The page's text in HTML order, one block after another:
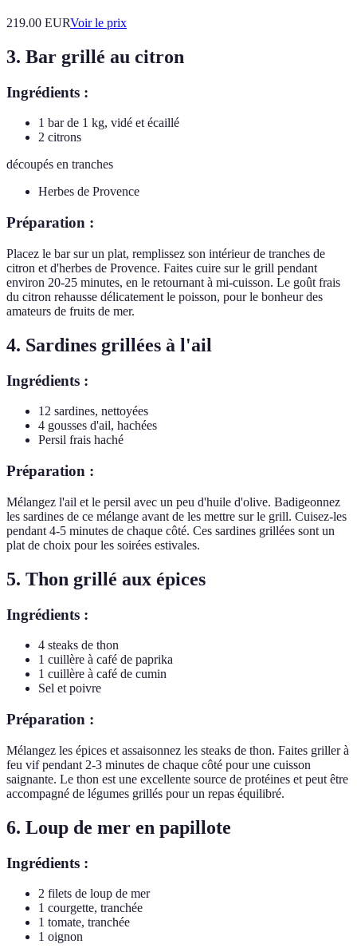
219.00 EURVoir le prix
3. Bar grillé au citron
Ingrédients :
1 bar de 1 kg, vidé et écaillé
2 citrons
découpés en tranches
Herbes de Provence
Préparation :
Placez le bar sur un plat, remplissez son intérieur de tranches de
citron et d'herbes de Provence. Faites cuire sur le grill pendant
environ 20-25 minutes, en le retournant à mi-cuisson. Le goût frais
du citron rehausse délicatement le poisson, pour le bonheur des
amateurs de fruits de mer.
4. Sardines grillées à l'ail
Ingrédients :
12 sardines, nettoyées
4 gousses d'ail, hachées
Persil frais haché
Préparation :
Mélangez l'ail et le persil avec un peu d'huile d'olive. Badigeonnez
les sardines de ce mélange avant de les mettre sur le grill. Cuisez-les
pendant 4-5 minutes de chaque côté. Ces sardines grillées sont un
plat de choix pour les soirées estivales.
5. Thon grillé aux épices
Ingrédients :
4 steaks de thon
1 cuillère à café de paprika
1 cuillère à café de cumin
Sel et poivre
Préparation :
Mélangez les épices et assaisonnez les steaks de thon. Faites griller à
feu vif pendant 2-3 minutes de chaque côté pour une cuisson
saignante. Le thon est une excellente source de protéines et peut être
accompagné de légumes grillés pour un repas équilibré.
6. Loup de mer en papillote
Ingrédients :
2 filets de loup de mer
1 courgette, tranchée
1 tomate, tranchée
1 oignon